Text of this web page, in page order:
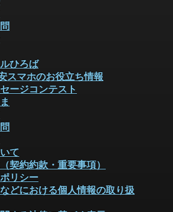
ひろば
スマホのお役立ち情報
ージコンテスト
て
契約約款・重要事項）
リシー
どにおける個人情報の取り扱